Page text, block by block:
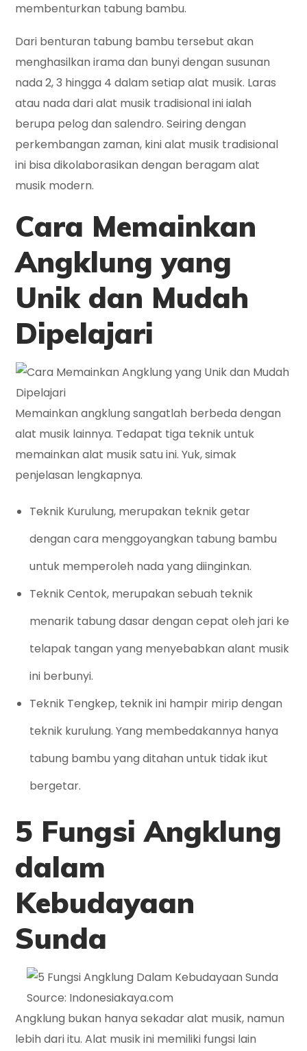
membenturkan tabung bambu.
Dari benturan tabung bambu tersebut akan
menghasilkan irama dan bunyi dengan susunan
nada 2, 3 hingga 4 dalam setiap alat musik. Laras
atau nada dari alat musik tradisional ini ialah
berupa pelog dan salendro. Seiring dengan
perkembangan zaman, kini alat musik tradisional
ini bisa dikolaborasikan dengan beragam alat
musik modern.
Cara Memainkan
Angklung yang
Unik dan Mudah
Dipelajari
Memainkan angklung sangatlah berbeda dengan
alat musik lainnya. Tedapat tiga teknik untuk
memainkan alat musik satu ini. Yuk, simak
penjelasan lengkapnya.
Teknik Kurulung, merupakan teknik getar
dengan cara menggoyangkan tabung bambu
untuk memperoleh nada yang diinginkan.
Teknik Centok, merupakan sebuah teknik
menarik tabung dasar dengan cepat oleh jari ke
telapak tangan yang menyebabkan alant musik
ini berbunyi.
Teknik Tengkep, teknik ini hampir mirip dengan
teknik kurulung. Yang membedakannya hanya
tabung bambu yang ditahan untuk tidak ikut
bergetar.
5 Fungsi Angklung
dalam
Kebudayaan
Sunda
Source: Indonesiakaya.com
Angklung bukan hanya sekadar alat musik, namun
lebih dari itu. Alat musik ini memiliki fungsi lain